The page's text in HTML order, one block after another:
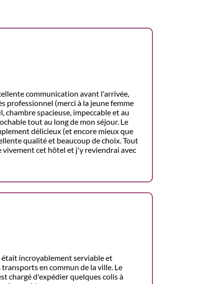
communication avant l'arrivée,
professionnel (merci à la jeune femme
chambre spacieuse, impeccable et au
tout au long de mon séjour. Le
délicieux (et encore mieux que
qualité et beaucoup de choix. Tout
cet hôtel et j'y reviendrai avec
incroyablement serviable et
en commun de la ville. Le
chargé d'expédier quelques colis à